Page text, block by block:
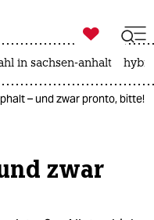

taz zahl ich
in sachsen-anhalt
– und zwar pronto, bitte!
zwar